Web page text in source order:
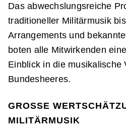
Das abwechslungsreiche
traditioneller Militärmusik
Arrangements und
boten alle Mitwirkenden
Einblick in die musikalische
Bundesheeres.
GROSSE
ILITÄRMUSIK